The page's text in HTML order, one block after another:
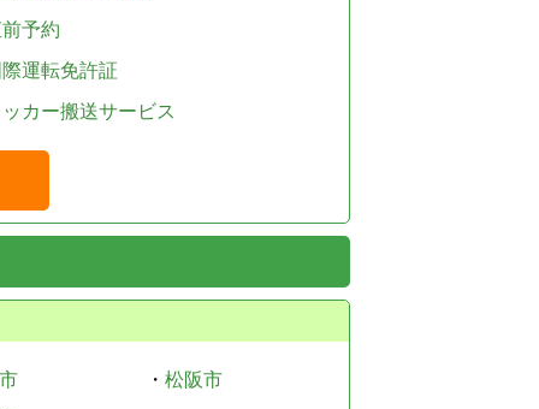
予約
運転免許証
カー搬送サービス
・ 松阪市